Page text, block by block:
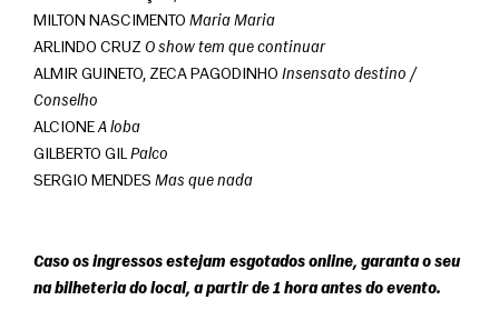
MILTON NASCIMENTO Maria Maria
ARLINDO CRUZ O show tem que continuar
ALMIR GUINETO, ZECA PAGODINHO Insensato destino /
Conselho
ALCIONE A loba
GILBERTO GIL Palco
SERGIO MENDES Mas que nada
Caso os ingressos estejam esgotados online, garanta o seu
na bilheteria do local, a partir de 1 hora antes do evento.